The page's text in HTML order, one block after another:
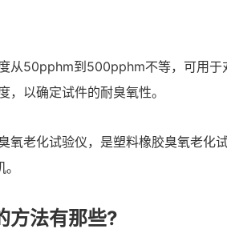
从50pphm到500pphm不等，可用
，以确定试件的耐臭氧性。
氧老化试验仪，是塑料橡胶臭氧老化
方法有那些?